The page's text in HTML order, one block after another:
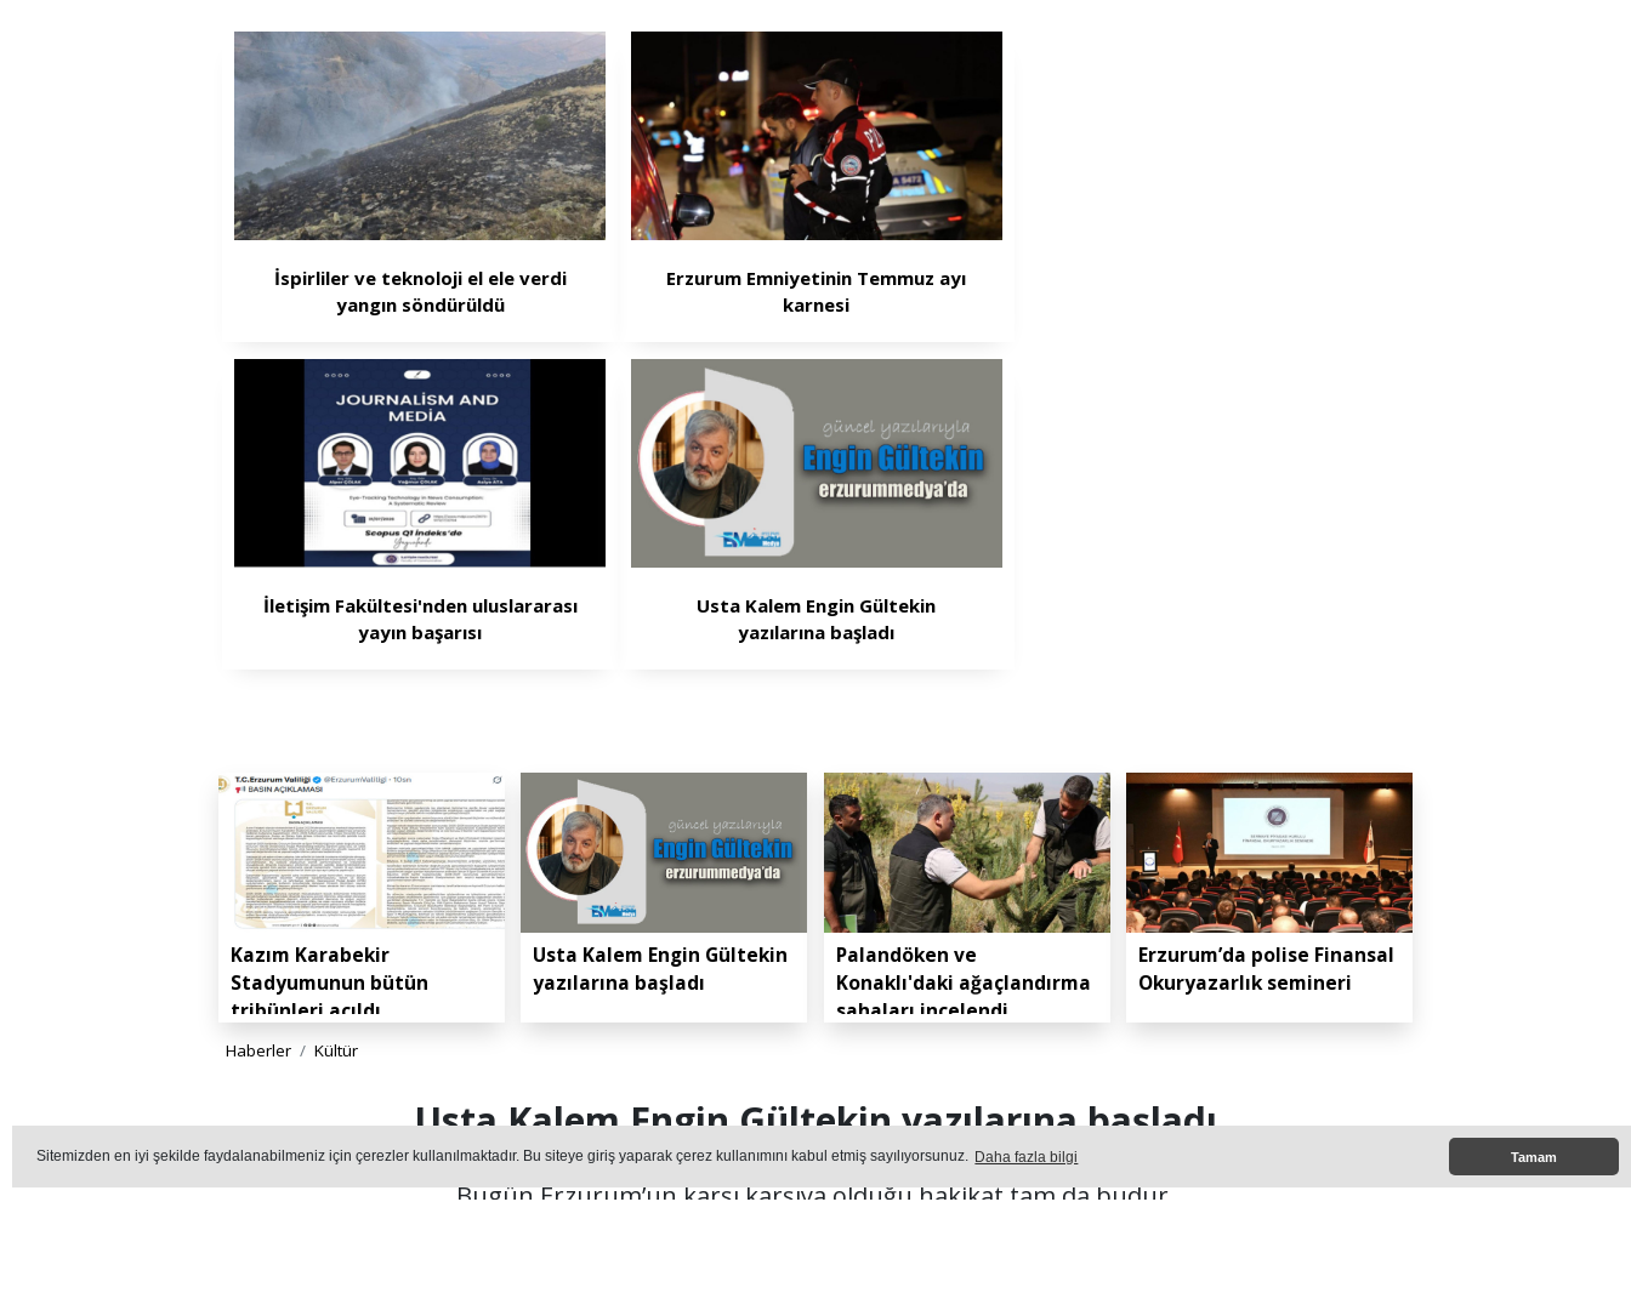
Sitemizden en iyi şekilde faydalanabilmeniz için çerezler kullanılmaktadır. Bu siteye giriş yaparak çerez kullanımını kabul etmiş sayılıyorsunuz. Daha fazla bilgi Tamam
İspirliler ve teknoloji el ele verdi
yangın söndürüldü
Erzurum Emniyetinin Temmuz ayı
karnesi
İletişim Fakültesi'nden uluslararası
yayın başarısı
Usta Kalem Engin Gültekin
yazılarına başladı
Kazım Karabekir
Stadyumunun bütün
tribünleri açıldı
Usta Kalem Engin Gültekin
yazılarına başladı
Palandöken ve
Konaklı'daki ağaçlandırma
sahaları incelendi
Erzurum’da polise Finansal
Okuryazarlık semineri
Haberler Kültür
Usta Kalem Engin Gültekin yazılarına başladı
Bugün Erzurum’un karşı karşıya olduğu hakikat tam da budur.